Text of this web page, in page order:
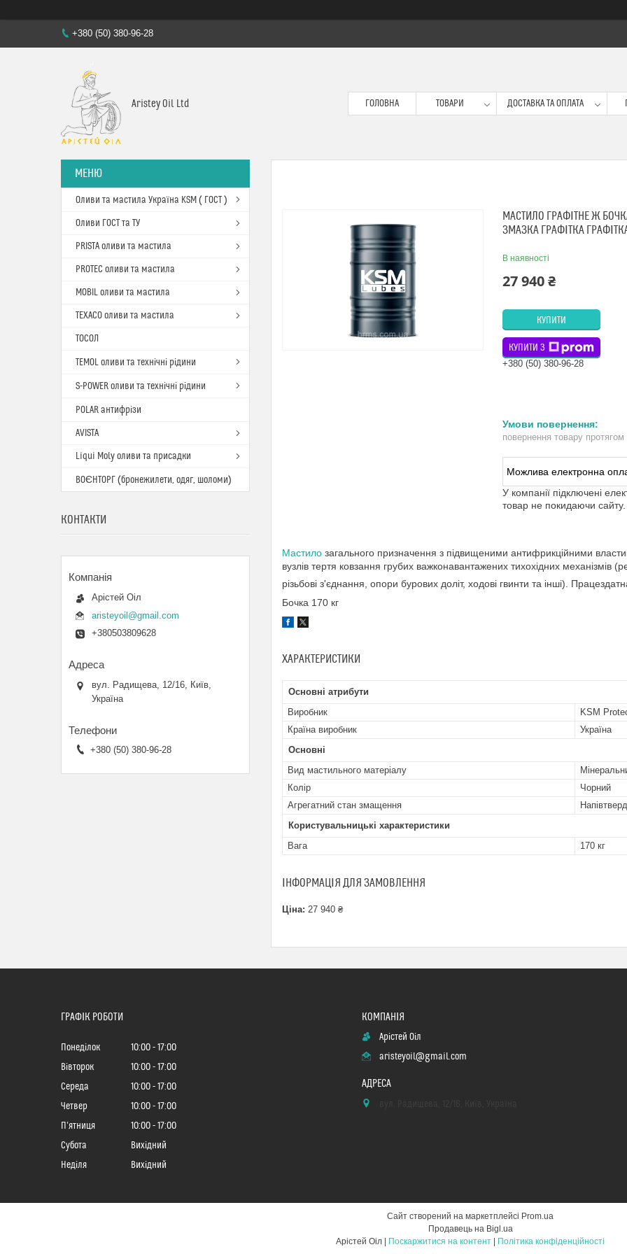
+380 (50) 380-96-28
Aristey Oil Ltd ГОЛОВНА ТОВАРИ ДОСТАВКА ТА ОПЛАТА
МАСТИЛО ГРАФІТНЕ Ж
ЗМАЗКА ГРАФІТКА
В наявності
27 940 ₴
КУПИТИ
КУПИТИ З
+380 (50) 380-96-28
повернення товару протягом
У компанії підключені
товар не покидаючи сайту.
Мастило загального призначення з підвищеними антифрикційними
вузлів тертя ковзання грубих важконавантажених тихохідних механізмів
різьбові з'єднання, опори бурових доліт, ходові гвинти та інші).
Бочка 170 кг
ХАРАКТЕРИСТИКИ
Основні атрибути
Виробник
KSM
Країна виробник
Україна
Основні
Вид мастильного матеріалу
Колір
Чорний
Агрегатний стан змащення
Користувальницькі характеристики
Вага
170 кг
ІНФОРМАЦІЯ ДЛЯ ЗАМОВЛЕННЯ
Ціна: 27 940 ₴
Оливи та мастила Україна KSM ( ГОСТ )
Оливи ГОСТ та ТУ
PRISTA оливи та мастила
PROTEC оливи та мастила
MOBIL оливи та мастила
TEXACO оливи та мастила
ТОСОЛ
TEMOL оливи та технічні рідини
S-POWER оливи та технічні рідини
POLAR антифрізи
AVISTA
Liqui Moly оливи та присадки
ВОЄНТОРГ (бронежилети, одяг, шоломи)
КОНТАКТИ
Арістей Оіл
aristeyoil@gmail.com
+380503809628
вул. Радищева, 12/16, Київ,
Україна
+380 (50) 380-96-28
ГРАФІК РОБОТИ
Понеділок 10:00
17:00
Вівторок
10:00
17:00
Середа
10:00
17:00
Четвер
10:00
17:00
Пʼятниця
10:00
17:00
Субота
Вихідний
Неділя
Вихідний
Арістей Оіл
aristeyoil@gmail.com
Сайт створений на маркетплейсі Prom.ua
Продавець на Bigl.ua
Арістей Оіл | Поскаржитися на контент | Політика конфіденційності